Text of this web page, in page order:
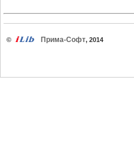
© Прима-Софт, 2014